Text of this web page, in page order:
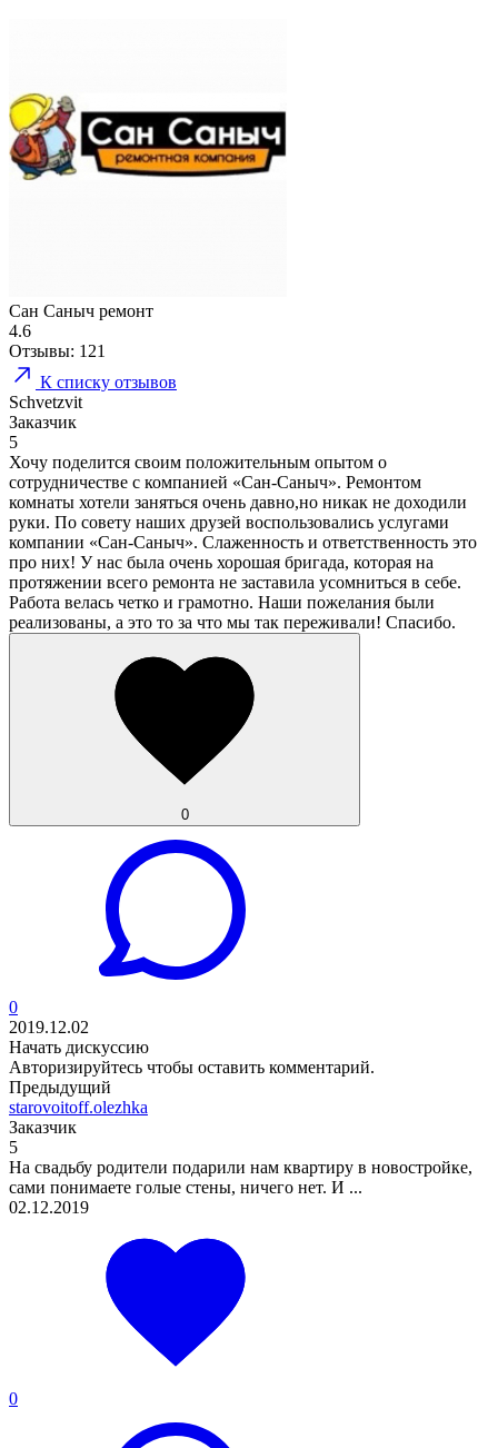
Сан Саныч ремонт
4.6
Отзывы: 121
К списку отзывов
Schvetzvit
Заказчик
5
Хочу поделится своим положительным опытом о
сотрудничестве с компанией «Сан-Саныч». Ремонтом
комнаты хотели заняться очень давно,но никак не доходили
руки. По совету наших друзей воспользовались услугами
компании «Сан-Саныч». Слаженность и ответственность это
про них! У нас была очень хорошая бригада, которая на
протяжении всего ремонта не заставила усомниться в себе.
Работа велась четко и грамотно. Наши пожелания были
реализованы, а это то за что мы так переживали! Спасибо.
0
0
2019.12.02
Начать дискуссию
Авторизируйтесь чтобы оставить комментарий.
Предыдущий
starovoitoff.olezhka
Заказчик
5
На свадьбу родители подарили нам квартиру в новостройке,
сами понимаете голые стены, ничего нет. И ...
02.12.2019
0